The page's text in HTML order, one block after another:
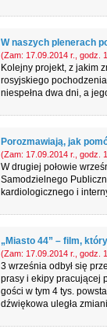
W naszych plenerach
(Zam: 17.09.2014 r., godz.
Kolejny projekt, z jakim
rosyjskiego
niespełna dwa dni, a
Porozmawiają, jak
(Zam: 17.09.2014 r., godz.
W drugiej połowie
Samodzielnego
kardiologicznego i
„Miasto 44” – film,
(Zam: 17.09.2014 r., godz.
3 września odbył się
prasy i ekipy pracującej
gości w tym 4 tys.
dźwiękowa uległa